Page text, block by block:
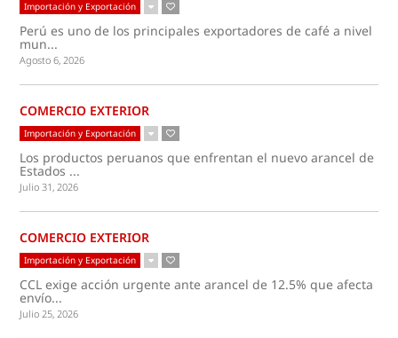
Importación y Exportación
Perú es uno de los principales exportadores de café a nivel
mun...
Agosto 6, 2026
COMERCIO EXTERIOR
Importación y Exportación
Los productos peruanos que enfrentan el nuevo arancel de
Estados ...
Julio 31, 2026
COMERCIO EXTERIOR
Importación y Exportación
CCL exige acción urgente ante arancel de 12.5% que afecta
envío...
Julio 25, 2026